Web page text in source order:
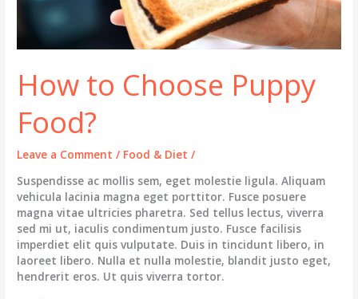
How to Choose Puppy
Food?
Leave a Comment / Food & Diet /
Suspendisse ac mollis sem, eget molestie ligula. Aliquam
vehicula lacinia magna eget porttitor. Fusce posuere
magna vitae ultricies pharetra. Sed tellus lectus, viverra
sed mi ut, iaculis condimentum justo. Fusce facilisis
imperdiet elit quis vulputate. Duis in tincidunt libero, in
laoreet libero. Nulla et nulla molestie, blandit justo eget,
hendrerit eros. Ut quis viverra tortor.